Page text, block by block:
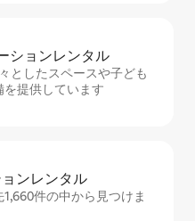
シ⁠ョ⁠ンレ⁠ン⁠タ⁠ル
としたスペースや子ども
提供しています
ンレ⁠ン⁠タ⁠ル
件の中から見つけま